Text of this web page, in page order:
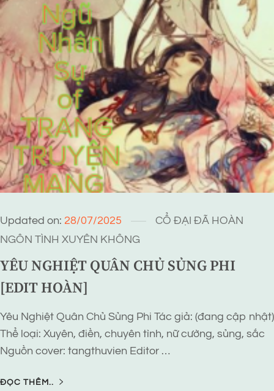
Updated on: 28/07/2025 CỔ ĐẠI ĐÃ HOÀN
NGÔN TÌNH XUYÊN KHÔNG
YÊU NGHIỆT QUÂN CHỦ SỦNG PHI
[EDIT HOÀN]
Yêu Nghiệt Quân Chủ Sủng Phi Tác giả: (đang cập nhật)
Thể loại: Xuyên, điền, chuyên tình, nữ cường, sủng, sắc
Nguồn cover: tangthuvien Editor …
ĐỌC THÊM..